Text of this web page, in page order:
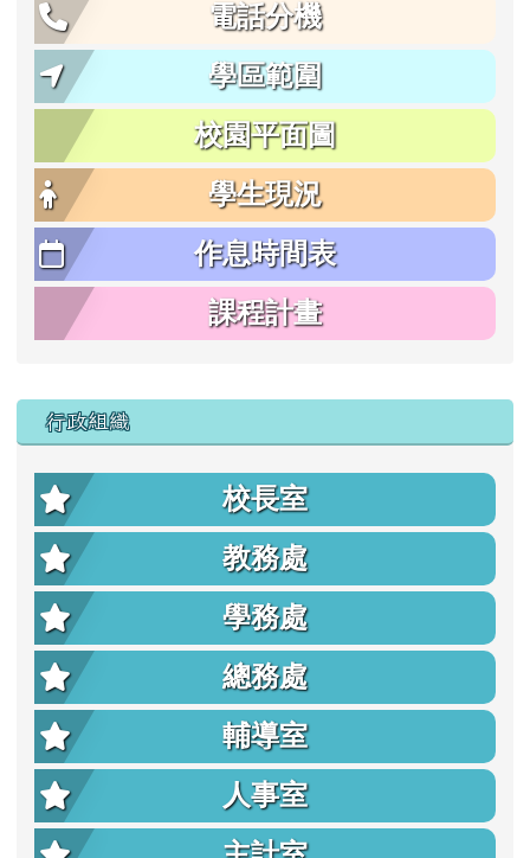
電話分機
學區範圍
校園平面圖
學生現況
作息時間表
課程計畫
行政組織
校長室
教務處
學務處
總務處
輔導室
人事室